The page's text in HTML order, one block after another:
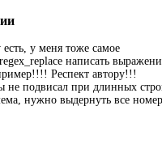
есть, у меня тоже самое
написать
Респект автору!!!
не подвисал при длинных
нужно выдернуть все